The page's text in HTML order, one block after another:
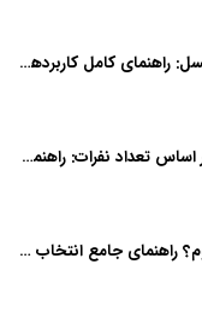
نقطه شور یا مبل شور بیسل: راهنمای کامل کاربردها و مزایا
میزان ظرفیت سرخ‌کن بر اساس تعداد نفرات: راهنمای انتخاب بهترین مدل
مایکروفر بخرم یا سولاردوم؟ راهنمای جامع انتخاب بهترین وسیله برای آشپزخانه شما